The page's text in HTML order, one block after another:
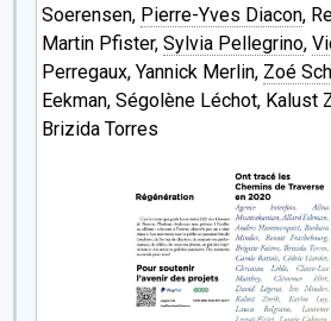
Soerensen, Pierre-Yves Diacon,
Martin Pfister, Sylvia Pellegrino,
Perregaux, Yannick Merlin, Zoé
Eekman, Ségolène Léchot, Kalust
Brizida Torres